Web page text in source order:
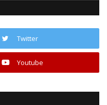
Twitter
Youtube